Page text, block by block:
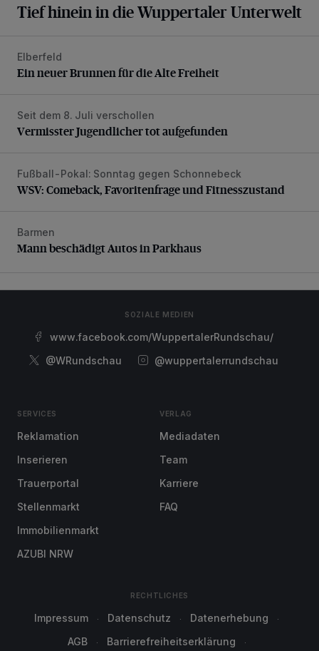
Tief hinein in die Wuppertaler Unterwelt
Ein neuer Brunnen für die Alte Freiheit
Elberfeld
Ein neuer Brunnen für die Alte Freiheit
Vermisster Jugendlicher tot aufgefunden
Seit dem 8. Juli verschollen
Vermisster Jugendlicher tot aufgefunden
WSV: Comeback, Favoritenfrage und Fitnesszustand
Fußball-Pokal: Sonntag gegen Schonnebeck
WSV: Comeback, Favoritenfrage und Fitnesszustand
Mann beschädigt Autos in Parkhaus
Barmen
Mann beschädigt Autos in Parkhaus
SOZIALE MEDIEN
www.facebook.com/WuppertalerRundschau/
@WRundschau
@wuppertalerrundschau
SERVICES
Reklamation
Inserieren
Trauerportal
Stellenmarkt
Immobilienmarkt
AZUBI NRW
VERLAG
Mediadaten
Team
Karriere
FAQ
RECHTLICHES
Impressum Datenschutz
Datenerhebung
AGB
Barrierefreiheitserklärung